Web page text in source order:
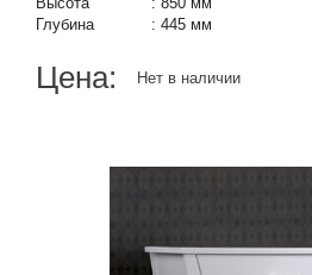
Глубина
: 445 мм
Цена: Нет в наличии